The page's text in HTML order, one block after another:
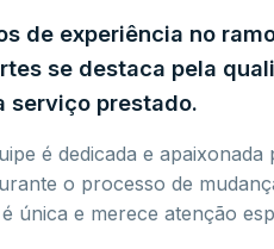
de experiência no
se destaca pela
serviço prestado.
é dedicada e
o processo de
única e merece atenção